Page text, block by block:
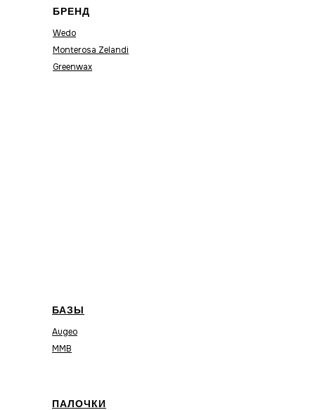
БРЕНД
Wedo
Monterosa Zelandi
Greenwax
БАЗЫ
Augeo
MMB
ПАЛОЧКИ